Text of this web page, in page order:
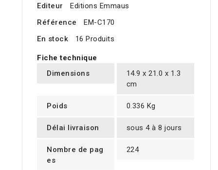
Editeur
Editions Emmaus
Référence
EM-C170
En stock
16 Produits
Fiche technique
Dimensions
14.9 x 21.0 x 1.3
cm
Poids 0.336 Kg
Délai livraison sous 4 à 8 jours
Nombre de pag
es
224